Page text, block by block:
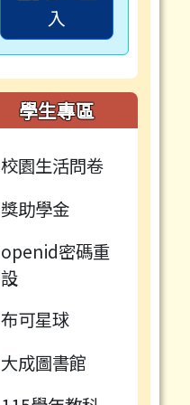
入
學生專區
校園生活問卷
獎助學金
openid密碼重
設
布可星球
大成圖書館